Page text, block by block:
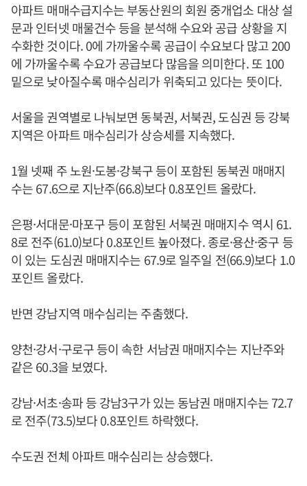
아파트 매매수급지수는 부동산원의 회원 중개업소 대상 설
문과 인터넷 매물건수 등을 분석해 수요와 공급 상황을 지
수화한 것이다. 0에 가까울수록 공급이 수요보다 많고 200
에 가까울수록 수요가 공급보다 많음을 의미한다. 또 100
밑으로 낮아질수록 매수심리가 위축되고 있다는 뜻이다.
서울을 권역별로 나눠보면 동북권, 서북권, 도심권 등 강북
지역은 아파트 매수심리가 상승세를 지속했다.
1월 넷째 주 노원·도봉·강북구 등이 포함된 동북권 매매지
수는 67.6으로 지난주(66.8)보다 0.8포인트 올랐다.
은평·서대문·마포구 등이 포함된 서북권 매매지수 역시 61.
8로 전주(61.0)보다 0.8포인트 높아졌다. 종로·용산·중구 등
이 있는 도심권 매매지수는 67.9로 일주일 전(66.9)보다 1.0
포인트 올랐다.
반면 강남지역 매수심리는 주춤했다.
양천·강서·구로구 등이 속한 서남권 매매지수는 지난주와
같은 60.3을 보였다.
강남·서초·송파 등 강남3구가 있는 동남권 매매지수는 72.7
로 전주(73.5)보다 0.8포인트 하락했다.
수도권 전체 아파트 매수심리는 상승했다.